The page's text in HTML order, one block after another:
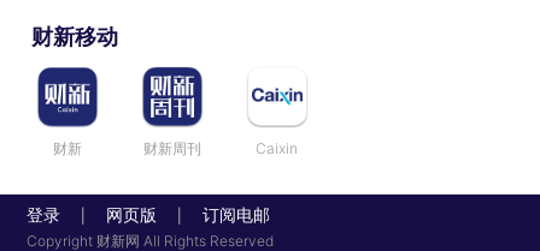
财新移动
财新 财新周刊 Caixin
登录 网页版 订阅电邮
Copyright 财新网 All Rights Reserved